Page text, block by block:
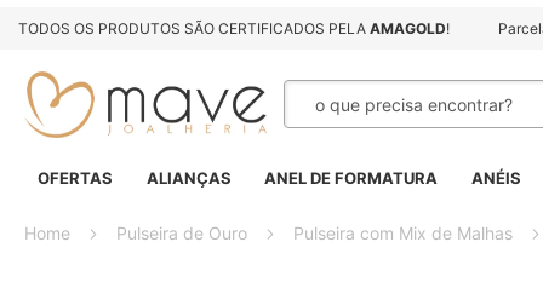
TODOS OS PRODUTOS SÃO CERTIFICADOS PELA AMAGOLD!
Pesquisa
OFERTAS ALIANÇAS ANEL DE FORMATURA ANÉIS
Home Pulseira de Ouro Pulseira com Mix de Malhas